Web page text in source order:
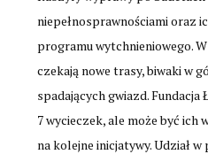
niepełnosprawnościami oraz
programu wytchnieniowego.
czekają nowe trasy, biwaki w
spadających gwiazd.
7 wycieczek, ale może być ich
na kolejne inicjatywy. Udział